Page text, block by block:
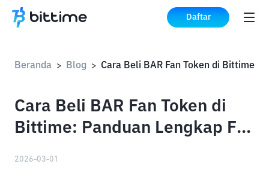
Daftar
Beranda > Blog >
Cara Beli BAR Fan Token di
Bittime: Panduan Lengkap FC
2026-03-01